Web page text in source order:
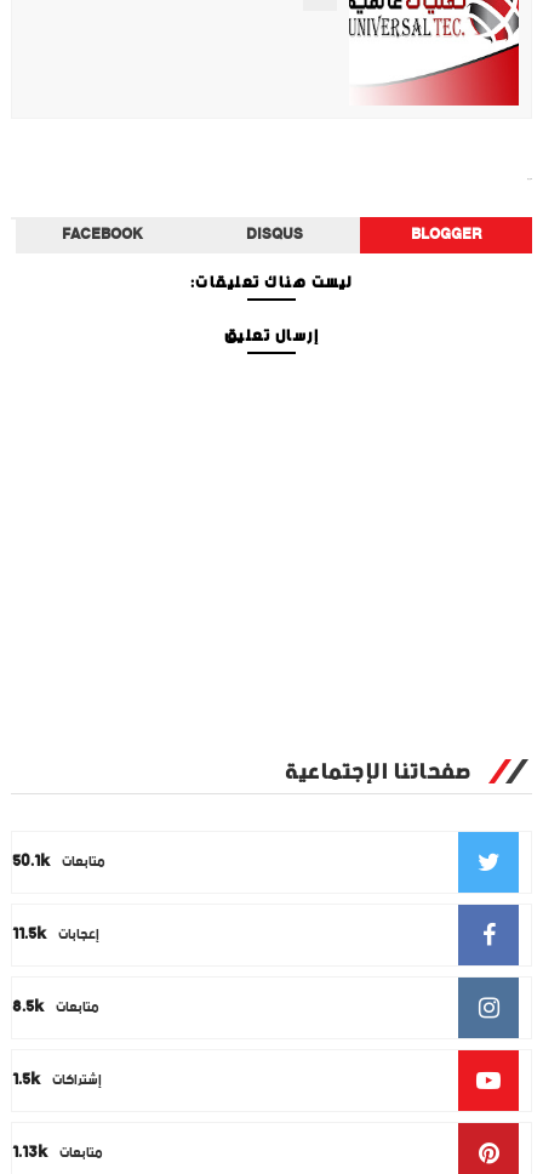
BLOGGER
DISQUS
FACEBOOK
ليست هناك تعليقات:
إرسال تعليق
صفحاتنا الإجتماعية
50.1k متابعات
11.5k إعجابات
8.5k متابعات
1.5k إشتراكات
1.13k متابعات